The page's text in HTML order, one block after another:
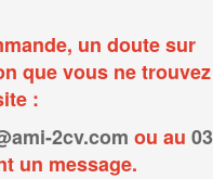
un doute sur
que vous ne trouvez
:
2cv.com ou au 03
un message.